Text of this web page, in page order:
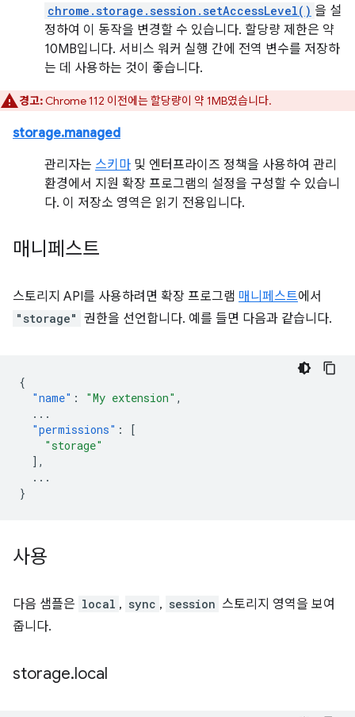
chrome.storage.session.setAccessLevel() 을 설
정하여 이 동작을 변경할 수 있습니다. 할당량 제한은 약
10MB입니다. 서비스 워커 실행 간에 전역 변수를 저장하
는 데 사용하는 것이 좋습니다.
경고:Chrome 112 이전에는 할당량이 약 1MB였습니다.
storage.managed
관리자는 스키마 및 엔터프라이즈 정책을 사용하여 관리
환경에서 지원 확장 프로그램의 설정을 구성할 수 있습니
다. 이 저장소 영역은 읽기 전용입니다.
매니페스트
스토리지 API를 사용하려면 확장 프로그램 매니페스트에서
"storage" 권한을 선언합니다. 예를 들면 다음과 같습니다.
{
"name" : "My extension" ,
...
"permissions" :
[
"storage"
],
...
}
사용
다음 샘플은 local , sync , session 스토리지 영역을 보여
줍니다.
storage.local